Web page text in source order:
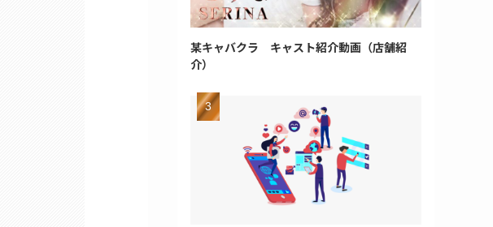
某キャバクラ キャスト紹介動画（店舗紹
介）